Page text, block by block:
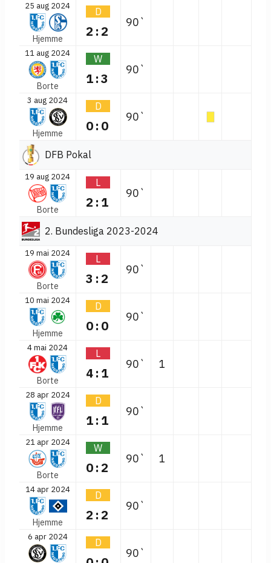
25 aug 2024
Hjemme
D
2:2
90`
11 aug 2024
Borte
W
1:3
90`
3 aug 2024
Hjemme
D
0:0
90`
DFB Pokal
19 aug 2024
Borte
L
2:1
90`
2. Bundesliga 2023-2024
19 mai 2024
Borte
L
3:2
90`
10 mai 2024
Hjemme
D
0:0
90`
4 mai 2024
Borte
L
4:1
90` 1
28 apr 2024
Hjemme
D
1:1
90`
21 apr 2024
Borte
W
0:2
90` 1
14 apr 2024
Hjemme
D
2:2
90`
6 apr 2024 D
90`